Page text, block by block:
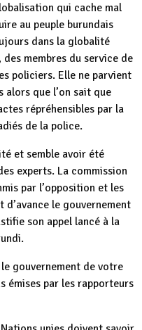
qui cache mal
au peuple burundais
dans la globalité
membres du service de
policiers. Elle ne parvient
alors que l’on sait que
répréhensibles par la
de la police.
et semble avoir été
experts. La commission
par l’opposition et les
le gouvernement
son appel lancé à la
gouvernement de votre
émises par les rapporteurs